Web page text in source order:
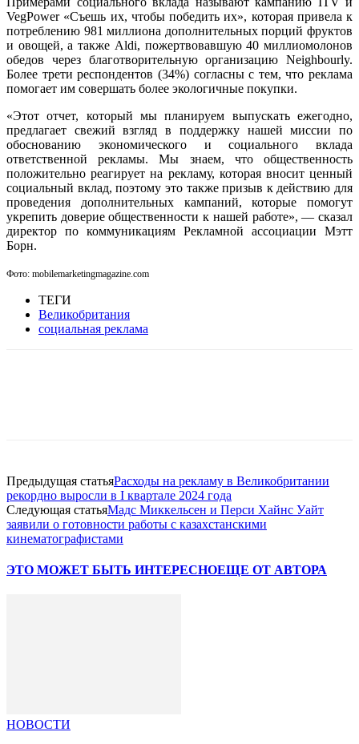
VegPower «Съешь их, чтобы победить их», которая привела к
потреблению 981 миллиона дополнительных порций фруктов
и овощей, а также Aldi, пожертвовавшую 40 миллиомолонов
обедов через благотворительную организацию Neighbourly.
Более трети респондентов (34%) согласны с тем, что реклама
помогает им совершать более экологичные покупки.
«Этот отчет, который мы планируем выпускать ежегодно,
предлагает свежий взгляд в поддержку нашей миссии по
обоснованию экономического и социального вклада
ответственной рекламы. Мы знаем, что общественность
положительно реагирует на рекламу, которая вносит ценный
социальный вклад, поэтому это также призыв к действию для
проведения дополнительных кампаний, которые помогут
укрепить доверие общественности к нашей работе», — сказал
директор по коммуникациям Рекламной ассоциации Мэтт
Борн.
Фото: mobilemarketingmagazine.com
ТЕГИ
Великобритания
социальная реклама
Предыдущая статьяРасходы на рекламу в Великобритании
рекордно выросли в I квартале 2024 года
Следующая статьяМадс Миккельсен и Перси Хайнс Уайт
заявили о готовности работы с казахстанскими
кинематографистами
ЭТО МОЖЕТ БЫТЬ ИНТЕРЕСНОЕЩЕ ОТ АВТОРА
НОВОСТИ